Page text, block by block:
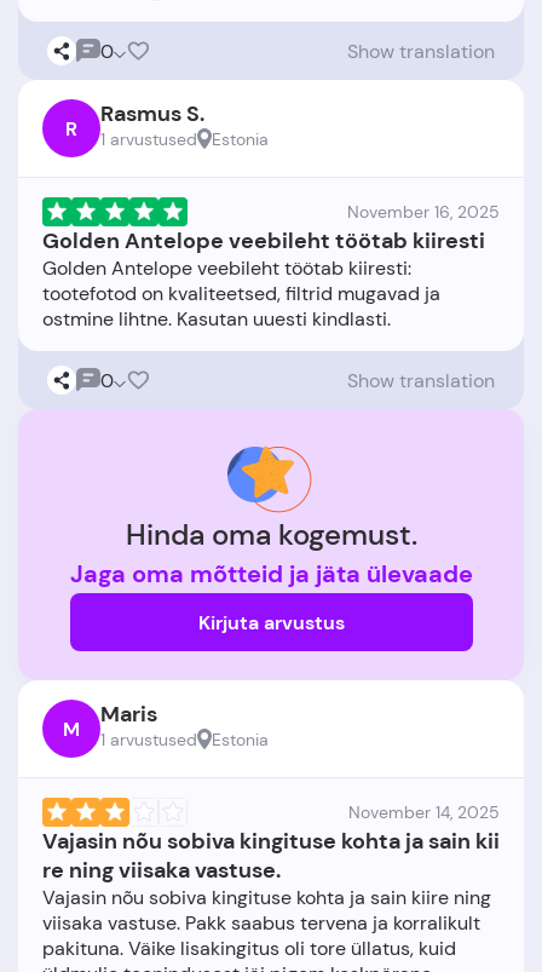
0 Show translation
R Rasmus S.
1 arvustused Estonia
November 16, 2025
Golden Antelope veebileht töötab kiiresti
Golden Antelope veebileht töötab kiiresti:
tootefotod on kvaliteetsed, filtrid mugavad ja
0 Show translation
Hinda oma kogemust.
Jaga oma mõtteid ja jäta ülevaade
Kirjuta arvustus
M Maris
1 arvustused Estonia
November 14, 2025
Vajasin nõu sobiva kingituse kohta ja sain kii
re ning viisaka vastuse.
Vajasin nõu sobiva kingituse kohta ja sain kiire ning
viisaka vastuse. Pakk saabus tervena ja korralikult
pakituna. Väike lisakingitus oli tore üllatus, kuid